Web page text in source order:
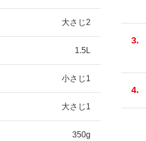
大さじ2
1.5L
小さじ1
大さじ1
350g